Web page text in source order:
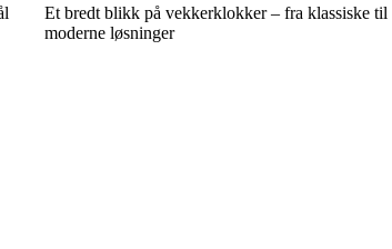
Et bredt blikk på vekkerklokker – fra klassiske til
moderne løsninger